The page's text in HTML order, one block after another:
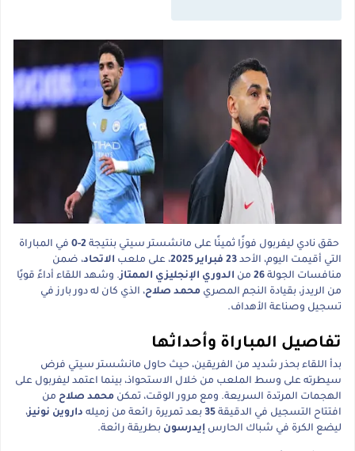
حقق نادي ليفربول فوزًا ثمينًا على مانشستر سيتي بنتيجة 2-0
في المباراة
التي أقيمت اليوم، الأحد 23 فبراير 2025 ، على ملعب الاتحاد، ضمن
منافسات الجولة 26 من الدوري الإنجليزي الممتاز. وشهد اللقاء أداءً قويًا
من الريدز، بقيادة النجم المصري محمد صلاح، الذي كان له دور بارز في
تسجيل وصناعة الأهداف.
تفاصيل المباراة وأحداثها
بدأ اللقاء بحذر شديد من الفريقين، حيث حاول مانشستر سيتي فرض
سيطرته على وسط الملعب من خلال الاستحواذ، بينما اعتمد ليفربول على
الهجمات المرتدة السريعة. ومع مرور الوقت، تمكن محمد صلاح من
افتتاح التسجيل في الدقيقة 35 بعد تمريرة رائعة من زميله داروين نونيز،
ليضع الكرة في شباك الحارس إيدرسون بطريقة رائعة.